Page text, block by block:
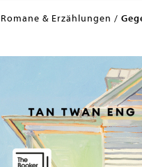
Romane & Erzählungen